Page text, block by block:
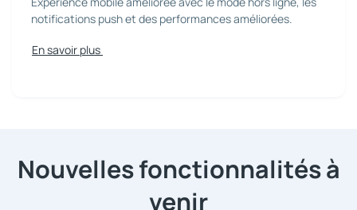
notifications push et des performances améliorées.
En savoir plus
Nouvelles fonctionnalités à
venir